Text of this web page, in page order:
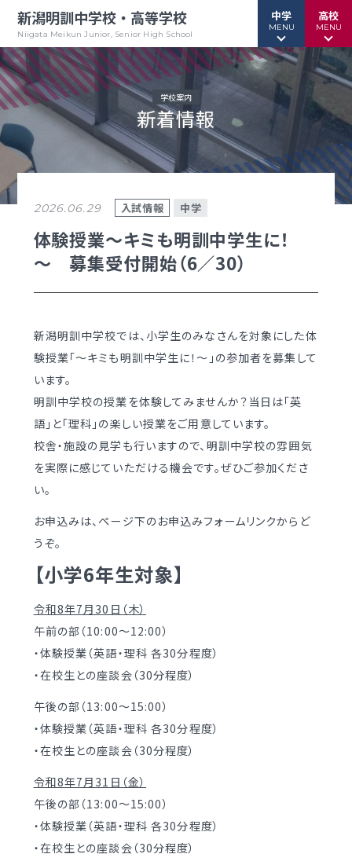
新潟明訓中学校・高等学校
Niigata Meikun Junior, Senior High School
中学
MENU
行事予定 緊急情報
教育方針
明訓の学び GSC
学校案内
（デジタルパンフ）
入試情報
募集要項・
オープンスクール等
日々の学習サイクル
年間行事カレンダー
制服（中学）
各種書類ダウンロード
高校
MENU
行事予定 緊急情報
教育方針
学校案内
明訓の学び GSC
入学案内
インターネット出願
入学検査実施状況
入試日程・手続き文書
高校オープンスクール
高校1日体験入部
進路概況
部活動情報
制服（高校）
各種書類
学校案内
新着情報
2026.06.29 入試情報 中学
体験授業～キミも明訓中学生に！
～ 募集受付開始（6／30）
新潟明訓中学校では、小学生のみなさんを対象にした体
験授業「～キミも明訓中学生に！～」の参加者を募集して
います。
明訓中学校の授業を体験してみませんか？当日は「英
語」と「理科」の楽しい授業をご用意しています。
校舎・施設の見学も行いますので、明訓中学校の雰囲気
を実際に感じていただける機会です。ぜひご参加くださ
い。
お申込みは、ページ下のお申込みフォームリンクからど
うぞ。
【小学6年生対象】
令和8年7月30日（木）
午前の部（10:00～12:00）
・体験授業（英語・理科 各30分程度）
・在校生との座談会（30分程度）
午後の部（13:00～15:00）
・体験授業（英語・理科 各30分程度）
・在校生との座談会（30分程度）
令和8年7月31日（金）
午後の部（13:00～15:00）
・体験授業（英語・理科 各30分程度）
・在校生との座談会（30分程度）